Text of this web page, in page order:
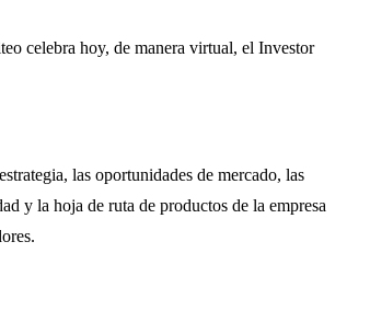
celebra hoy, de manera virtual, el Investor
las oportunidades de mercado, las
y la hoja de ruta de productos de la empresa